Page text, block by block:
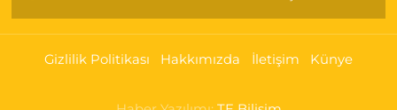
Gizlilik Politikası Hakkımızda İletişim Künye